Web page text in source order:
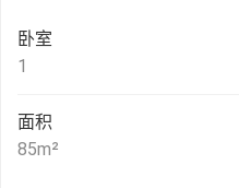
卧室
1
面积
85m²